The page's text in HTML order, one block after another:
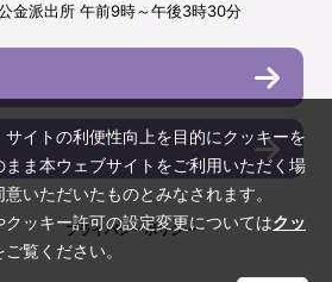
金派出所 午前9時～午後3時30分
プライバシーポリシー
イトの利便性向上を目的にクッキーを
ま本ウェブサイトをご利用いただく場
いただいたものとみなされます。
ッキー許可の設定変更についてはクッ
ご覧ください。